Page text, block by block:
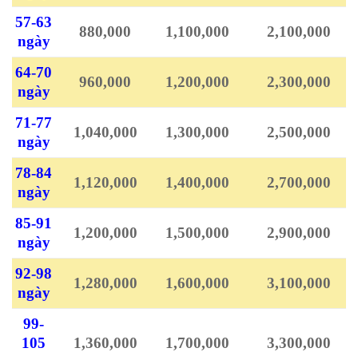
57-63
ngày
880,000 1,100,000 2,100,000
64-70
ngày
960,000 1,200,000 2,300,000
71-77
ngày
1,040,000 1,300,000 2,500,000
78-84
ngày
1,120,000 1,400,000 2,700,000
85-91
ngày
1,200,000 1,500,000 2,900,000
92-98
ngày
1,280,000 1,600,000 3,100,000
99-
105
1,360,000 1,700,000 3,300,000